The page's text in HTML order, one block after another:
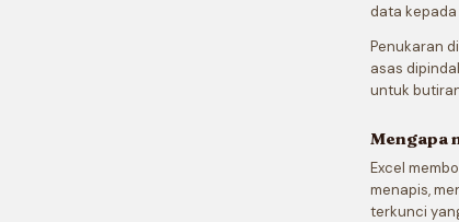
data
Penukaran
asas
untuk
Mengapa
Excel
menapis,
terkunci